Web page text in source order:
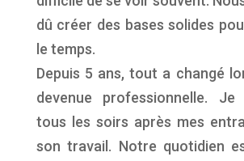
dû créer des bases solides
le temps.
Depuis 5 ans, tout a changé
devenue professionnelle.
tous les soirs après mes
son travail. Notre quotidien